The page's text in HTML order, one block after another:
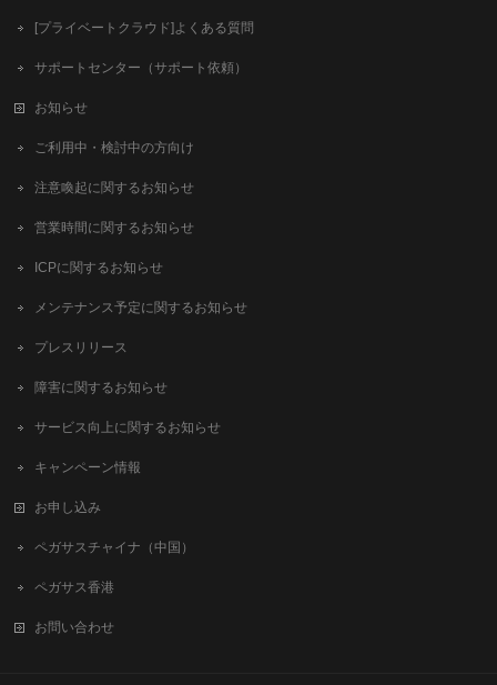
[プライベートクラウド]よくある質問
サポートセンター（サポート依頼）
お知らせ
ご利用中・検討中の方向け
注意喚起に関するお知らせ
営業時間に関するお知らせ
ICPに関するお知らせ
メンテナンス予定に関するお知らせ
プレスリリース
障害に関するお知らせ
サービス向上に関するお知らせ
キャンペーン情報
お申し込み
ペガサスチャイナ（中国）
ペガサス香港
お問い合わせ